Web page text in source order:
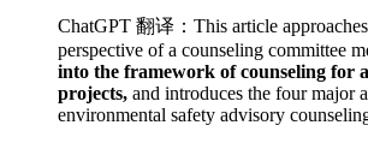
ChatGPT 翻译：This article
perspective of a counseling committee
into the framework of counseling for
projects, and introduces the four major
environmental safety advisory